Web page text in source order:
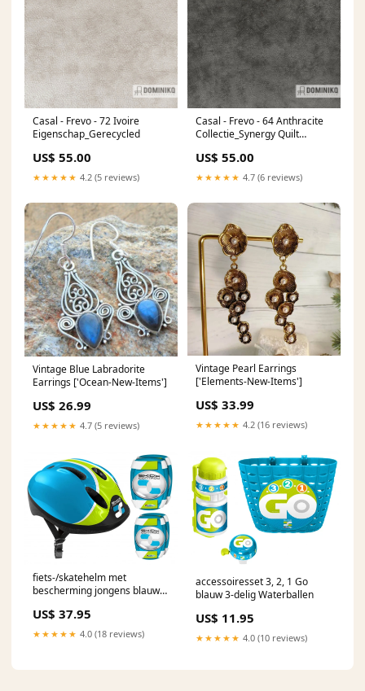
Casal - Frevo - 72 Ivoire
Eigenschap_Gerecycled
US$ 55.00
★★★★★ 4.2 (5 reviews)
Casal - Frevo - 64 Anthracite
Collectie_Synergy Quilt
US$ 55.00
★★★★★ 4.7 (6 reviews)
Vintage Blue Labradorite
Earrings ['Ocean-New-Items']
US$ 26.99
★★★★★ 4.7 (5 reviews)
Vintage Pearl Earrings
['Elements-New-Items']
US$ 33.99
★★★★★ 4.2 (16 reviews)
fiets-/skatehelm met
bescherming jongens blauw
US$ 37.95
★★★★★ 4.0 (18 reviews)
accessoiresset 3, 2, 1 Go
blauw 3-delig Waterballen
US$ 11.95
★★★★★ 4.0 (10 reviews)